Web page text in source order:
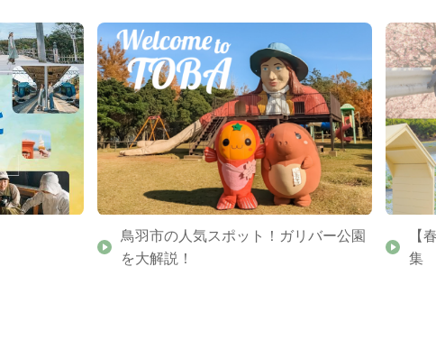
鳥羽市の人気スポット！ガリバー公園
を大解説！
【
集